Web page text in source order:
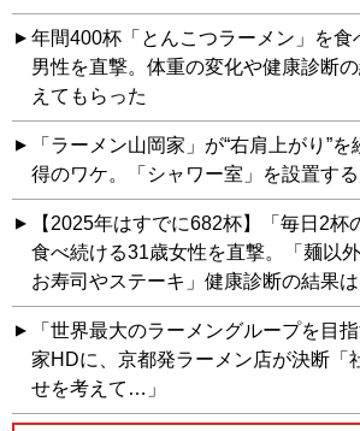
年間400杯「とんこつラーメン」を食
男性を直撃。体重の変化や健康診断
えてもらった
「ラーメン山岡家」が“右肩上がり”を
得のワケ。「シャワー室」を設置す
【2025年はすでに682杯】「毎日2杯
食べ続ける31歳女性を直撃。「麺以
お寿司やステーキ」健康診断の結果は
「世界最大のラーメングループを目
家HDに、京都発ラーメン店が決断「
せを考えて…」